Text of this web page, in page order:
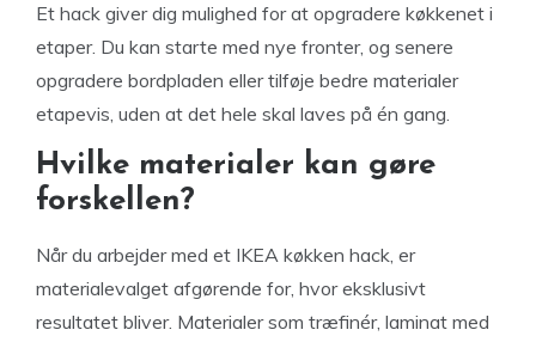
Et hack giver dig mulighed for at opgradere køkkenet i
etaper. Du kan starte med nye fronter, og senere
opgradere bordpladen eller tilføje bedre materialer
etapevis, uden at det hele skal laves på én gang.
Hvilke materialer kan gøre
forskellen?
Når du arbejder med et IKEA køkken hack, er
materialevalget afgørende for, hvor eksklusivt
resultatet bliver. Materialer som træfinér, laminat med